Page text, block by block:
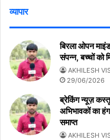
व्यापार
बिरला ओपन
संपन्न, बच्चों को
AKHILESH
29/06/2026
ब्रेकिंग न्यूज़
अभिभावकों का
समाप्त
AKHILESH